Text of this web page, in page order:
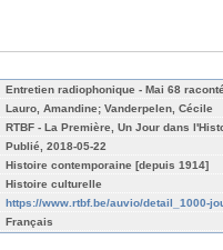
Entretien radiophonique - Mai 68
Lauro, Amandine; Vanderpelen, Cécile
RTBF - La Première, Un Jour dans
Publié, 2018-05-22
Histoire contemporaine [depuis 1914]
Histoire culturelle
https://www.rtbf.be/auvio/detail_1000-
Français